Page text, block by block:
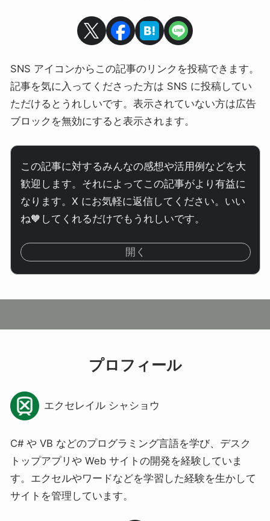
SNS アイコンからこの記事のリンクを投稿できます。
記事を気に入ってくださった方は SNS に投稿してい
ただけるとうれしいです。表示されていない方は広告
ブロックを無効にすると表示されます。
この記事に対するみんなの感想や活用例などを大
歓迎します。それによってこの記事がより有益に
なります。X にお気軽に返信してください。いい
ね🧡してくれるだけでもうれしいです。
開く
プロフィール
エクセレイル シャショウ
C# や VB などのプログラミング言語を学び、デスク
トップアプリや Web サイトの開発を経験していま
す。エクセルやワードなどを学習した経験を生かして
サイトを管理しています。